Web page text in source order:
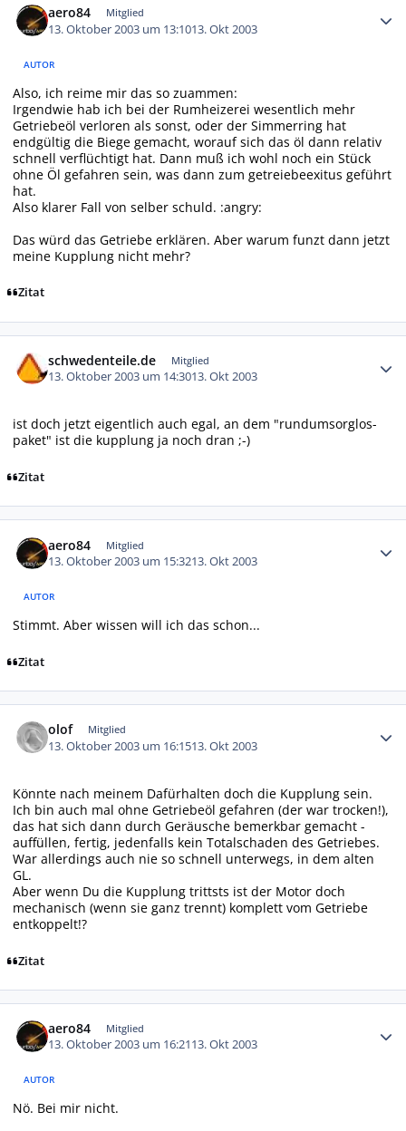
aero84 Mitglied
13. Oktober 2003 um 13:1013. Okt 2003
AUTOR
Also, ich reime mir das so zuammen:
Irgendwie hab ich bei der Rumheizerei wesentlich mehr
Getriebeöl verloren als sonst, oder der Simmerring hat
endgültig die Biege gemacht, worauf sich das öl dann relativ
schnell verflüchtigt hat. Dann muß ich wohl noch ein Stück
ohne Öl gefahren sein, was dann zum getreiebeexitus geführt
hat.
Also klarer Fall von selber schuld. :angry:
Das würd das Getriebe erklären. Aber warum funzt dann jetzt
meine Kupplung nicht mehr?
Zitat
schwedenteile.de Mitglied
13. Oktober 2003 um 14:3013. Okt 2003
ist doch jetzt eigentlich auch egal, an dem "rundumsorglos-
paket" ist die kupplung ja noch dran ;-)
Zitat
aero84 Mitglied
13. Oktober 2003 um 15:3213. Okt 2003
AUTOR
Stimmt. Aber wissen will ich das schon...
Zitat
olof Mitglied
13. Oktober 2003 um 16:1513. Okt 2003
Könnte nach meinem Dafürhalten doch die Kupplung sein.
Ich bin auch mal ohne Getriebeöl gefahren (der war trocken!),
das hat sich dann durch Geräusche bemerkbar gemacht -
auffüllen, fertig, jedenfalls kein Totalschaden des Getriebes.
War allerdings auch nie so schnell unterwegs, in dem alten
GL.
Aber wenn Du die Kupplung trittsts ist der Motor doch
mechanisch (wenn sie ganz trennt) komplett vom Getriebe
entkoppelt!?
Zitat
aero84 Mitglied
13. Oktober 2003 um 16:2113. Okt 2003
AUTOR
Nö. Bei mir nicht.